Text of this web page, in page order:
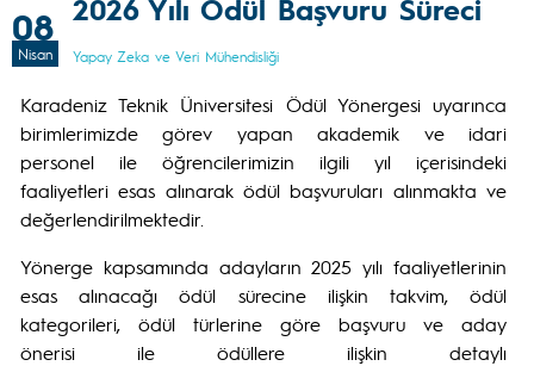
08
Nisan
2026 Yılı Ödül Başvuru Süreci
Yapay Zeka ve Veri Mühendisliği
Karadeniz Teknik Üniversitesi Ödül Yönergesi uyarınca
birimlerimizde görev yapan akademik ve idari
personel ile öğrencilerimizin ilgili yıl içerisindeki
faaliyetleri esas alınarak ödül başvuruları alınmakta ve
değerlendirilmektedir.
Yönerge kapsamında adayların 2025 yılı faaliyetlerinin
esas alınacağı ödül sürecine ilişkin takvim, ödül
kategorileri, ödül türlerine göre başvuru ve aday
önerisi ile ödüllere ilişkin detaylı